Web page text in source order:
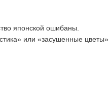
японской ошибаны.
или «засушенные цветы».